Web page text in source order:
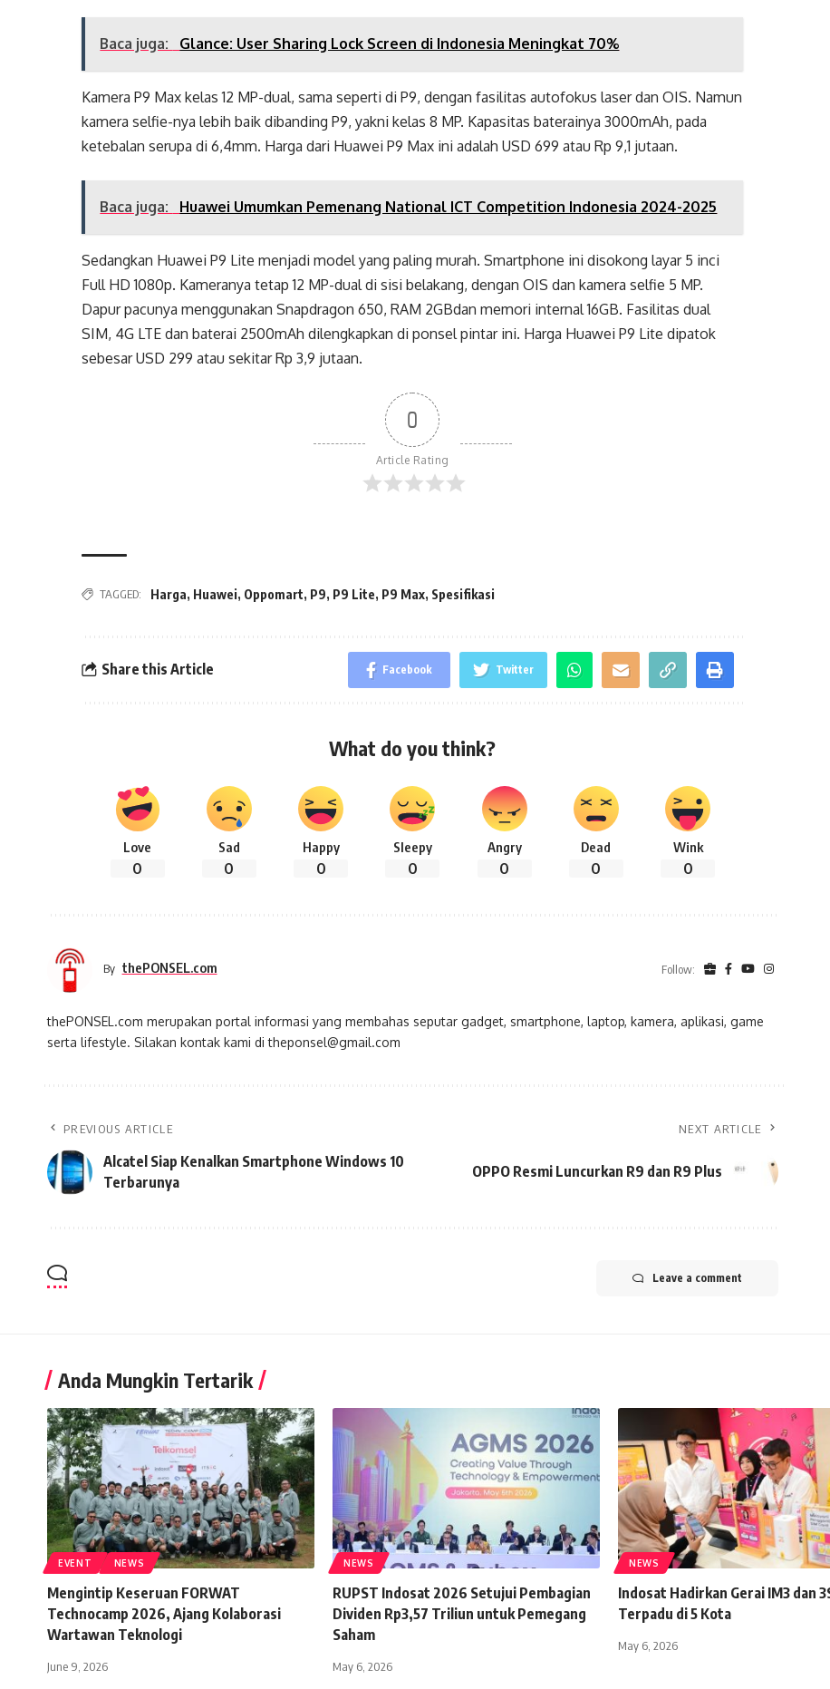
Baca juga: Glance: User Sharing Lock Screen di Indonesia Meningkat 70%
Kamera P9 Max kelas 12 MP-dual, sama seperti di P9, dengan fasilitas autofokus laser dan OIS. Namun
kamera selfie-nya lebih baik dibanding P9, yakni kelas 8 MP. Kapasitas baterainya 3000mAh, pada
ketebalan serupa di 6,4mm. Harga dari Huawei P9 Max ini adalah USD 699 atau Rp 9,1 jutaan.
Baca juga: Huawei Umumkan Pemenang National ICT Competition Indonesia 2024-2025
Sedangkan Huawei P9 Lite menjadi model yang paling murah. Smartphone ini disokong layar 5 inci
Full HD 1080p. Kameranya tetap 12 MP-dual di sisi belakang, dengan OIS dan kamera selfie 5 MP.
Dapur pacunya menggunakan Snapdragon 650, RAM 2GBdan memori internal 16GB. Fasilitas dual
SIM, 4G LTE dan baterai 2500mAh dilengkapkan di ponsel pintar ini. Harga Huawei P9 Lite dipatok
sebesar USD 299 atau sekitar Rp 3,9 jutaan.
0
Article Rating
TAGGED: Harga, Huawei, Oppomart, P9, P9 Lite, P9 Max, Spesifikasi
Share this Article Facebook Twitter
What do you think?
Love
0
Sad
0
Happy
0
Sleepy
0
Angry
0
Dead
0
Wink
0
By thePONSEL.com Follow:
thePONSEL.com merupakan portal informasi yang membahas seputar gadget, smartphone, laptop, kamera, aplikasi, game
serta lifestyle. Silakan kontak kami di theponsel@gmail.com
PREVIOUS ARTICLE
Alcatel Siap Kenalkan Smartphone Windows 10
Terbarunya
NEXT ARTICLE
OPPO Resmi Luncurkan R9 dan R9 Plus
Leave a comment
Anda Mungkin Tertarik
EVENT NEWS
Mengintip Keseruan FORWAT
Technocamp 2026, Ajang Kolaborasi
Wartawan Teknologi
June 9, 2026
NEWS
RUPST Indosat 2026 Setujui Pembagian
Dividen Rp3,57 Triliun untuk Pemegang
Saham
May 6, 2026
NEWS
Indosat Hadirkan Gerai IM3 dan
Terpadu di 5 Kota
May 6, 2026